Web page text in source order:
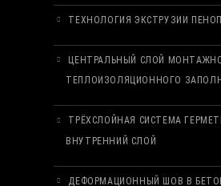
ТЕХНОЛОГИЯ ЭКСТРУЗИИ
ЦЕНТРАЛЬНЫЙ СЛОЙ
ТЕПЛОИЗОЛЯЦИОННОГО
ТРЁХСЛОЙНАЯ СИСТЕМА
ВНУТРЕННИЙ СЛОЙ
ДЕФОРМАЦИОННЫЙ ШОВ В